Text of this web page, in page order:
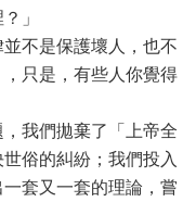
」
不是保護壞人，也不
只是，有些人你覺得
我們拋棄了「上帝全
俗的糾紛；我們投入
套又一套的理論，嘗